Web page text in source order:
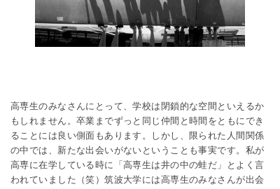
高専生のみなさんにとって、学校は閉鎖的な空間といえるか
もしれません。卒業までずっと同じ仲間と時間をともにでき
ることには良い側面もあります。しかし、限られた人間関係
の中では、新たな出会いがないということも事実です。私が
高専に在学している時に「高専生は井の中の蛙だ」とよく言
われていました（笑）筑波大学には高専生のみなさんが出会